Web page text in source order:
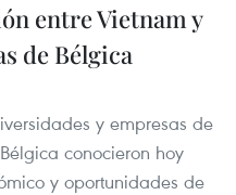
entre Vietnam y
de Bélgica
y empresas de
conocieron hoy
y oportunidades de